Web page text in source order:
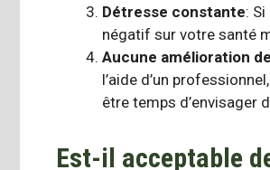
Détresse constante:
négatif sur votre santé
Aucune amélioration
l’aide d’un
être temps d’envisager
Est-il acceptable